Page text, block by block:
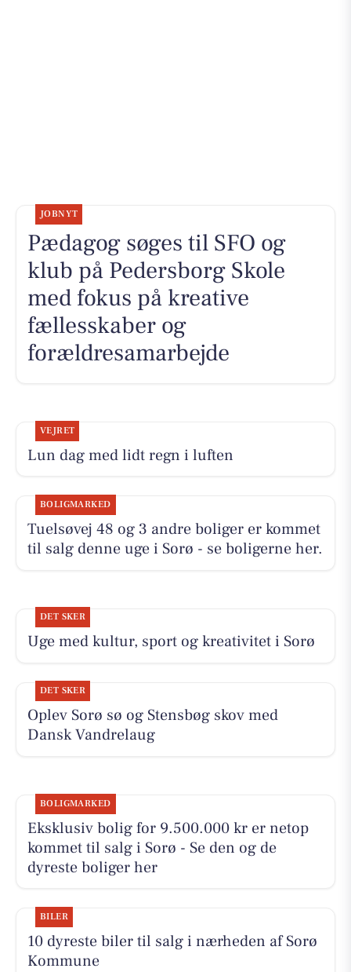
JOBNYT
Pædagog søges til SFO og
klub på Pedersborg Skole
med fokus på kreative
fællesskaber og
forældresamarbejde
VEJRET
Lun dag med lidt regn i luften
BOLIGMARKED
Tuelsøvej 48 og 3 andre boliger er kommet
til salg denne uge i Sorø - se boligerne her.
DET SKER
Uge med kultur, sport og kreativitet i Sorø
DET SKER
Oplev Sorø sø og Stensbøg skov med
Dansk Vandrelaug
BOLIGMARKED
Eksklusiv bolig for 9.500.000 kr er netop
kommet til salg i Sorø - Se den og de
dyreste boliger her
BILER
10 dyreste biler til salg i nærheden af Sorø
Kommune